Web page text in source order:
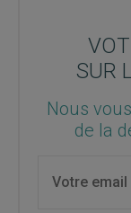
SUR
Nous
de la